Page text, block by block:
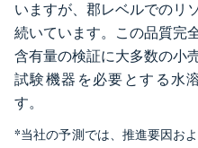
いますが、郡レベルでのリ
続いています。この品質完
含有量の検証に大多数の小
試験機器を必要とする水
す。
*当社の予測では、推進要因お